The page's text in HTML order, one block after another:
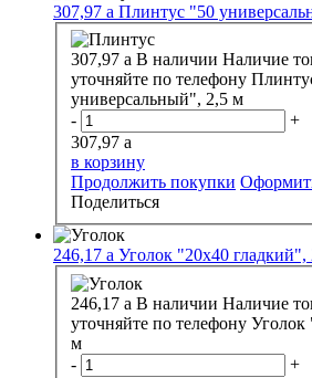
307,97 a Плинтус "50
307,97 a В наличии Наличие
уточняйте по телефону
универсальный", 2,5 м
-
+
307,97 a
в корзину
Продолжить покупки
Поделиться
246,17 a Уголок "20х40 гладкий",
246,17 a В наличии Наличие
уточняйте по телефону Уголок
м
-
+